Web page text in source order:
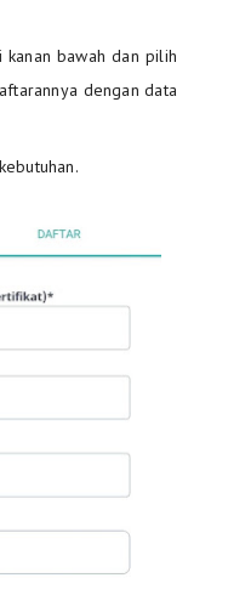
bawah dan pilih
dengan data